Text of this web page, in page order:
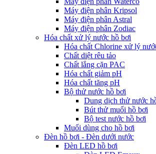
Máy điện phân Kripsol
Máy điện phân Astral
Máy điện phân Zodiac
Hóa chất xử lý nước hồ bơi
Hóa chất Chlorine xử lý
Chất diệt rêu tảo
Chất lắng cặn PAC
Hóa chất giảm pH
Hóa chất tăng pH
Bộ thử nước hồ bơi
Dung dịch thử nước
Bút thử muối hồ bơi
Bộ test nước hồ bơi
Muối dùng cho hồ bơi
Đèn hồ bơi - Đèn dưới nước
Đèn LED hồ bơi